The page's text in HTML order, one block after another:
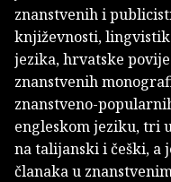
znanstvenih i
književnosti,
jezika, hrvatske
znanstvenih
znanstveno-
engleskom jeziku, tri
na talijanski i češki, a
članaka u